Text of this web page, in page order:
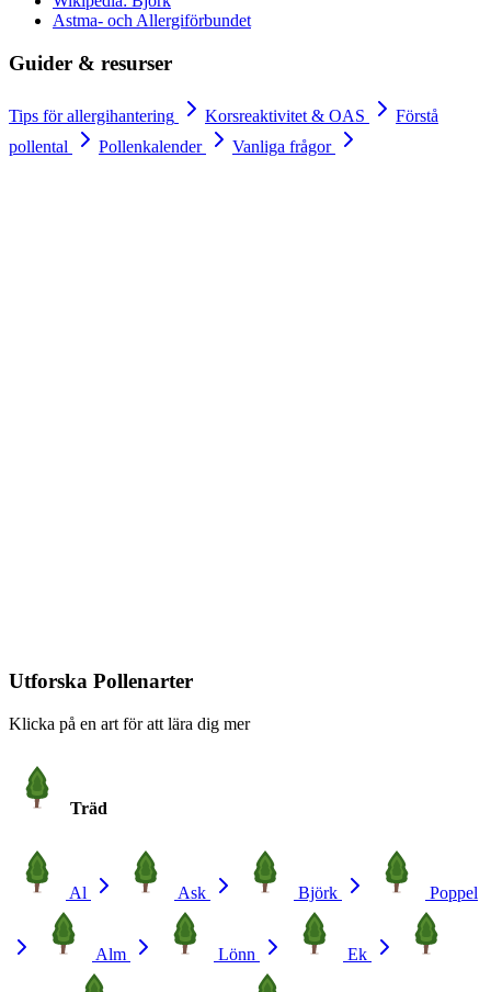
Astma- och Allergiförbundet
Guider & resurser
Tips för allergihantering Korsreaktivitet & OAS
Förstå
pollental
Pollenkalender Vanliga frågor
Utforska Pollenarter
Klicka på en art för att lära dig mer
Träd
Al Ask Björk Poppel
Alm Lönn Ek